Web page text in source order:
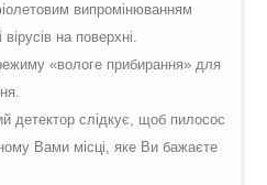
випромінюванням
на поверхні.
«вологе прибирання» для
детектор слідкує, щоб пилосос
Вами місці, яке Ви бажаєте